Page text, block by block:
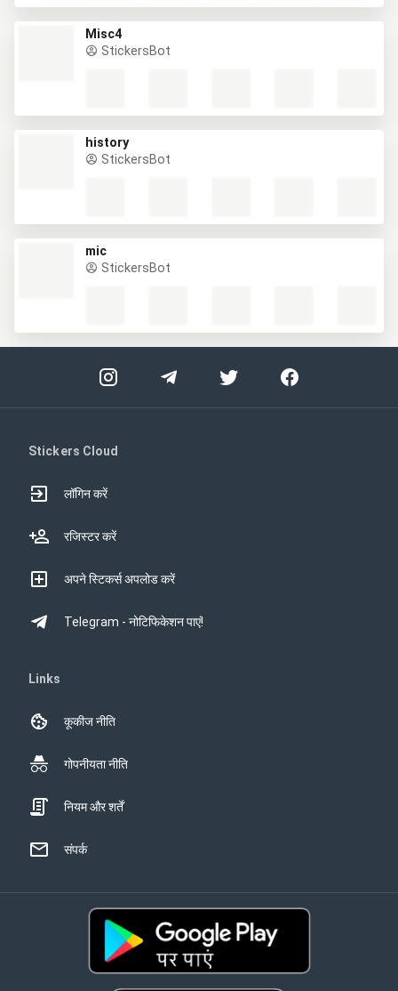
Misc4
StickersBot
history
StickersBot
mic
StickersBot
Stickers Cloud
लॉगिन करें
रजिस्टर करें
अपने स्टिकर्स अपलोड करें
Telegram - नोटिफिकेशन पाएं!
Links
कूकीज नीति
गोपनीयता नीति
नियम और शर्तें
संपर्क